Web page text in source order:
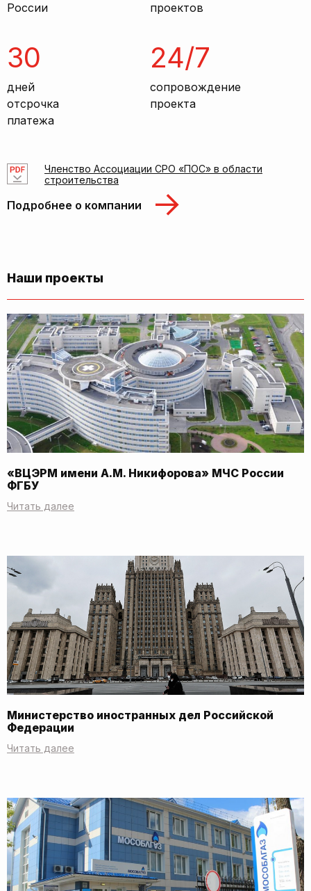
России
проектов
30
дней
отсрочка
платежа
24/7
сопровождение
проекта
Членство Ассоциации СРО «ПОС» в области
строительства
Подробнее о компании
Наши проекты
«ВЦЭРМ имени А.М. Никифорова» МЧС России
ФГБУ
Читать далее
Министерство иностранных дел Российской
Федерации
Читать далее